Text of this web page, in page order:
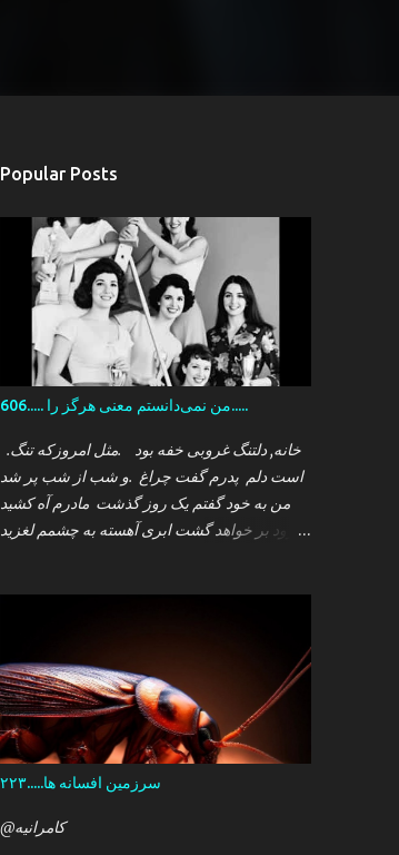
Popular Posts
606..... من نمی‌دانستم معنی هرگز را.....
.خانه, دلتنگ غروبی خفه بود .مثل امروزکه تنگ
است دلم پدرم گفت چراغ .و شب از شب پر شد
من به خود گفتم یک روز گذشت مادرم آه کشید
.زود بر خواهد گشت ابری آهسته به چشمم لغزید
سرزمین افسانه ها.....۲۲۳
@کامرانیه